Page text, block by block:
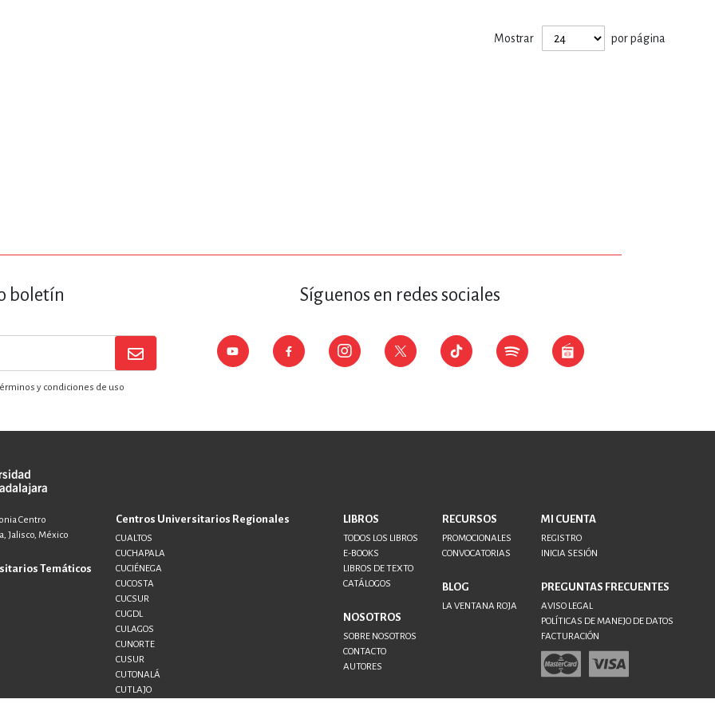
Mostrar por página
boletín
y condiciones de uso
Síguenos en redes sociales
Centro
Jalisco, México
Temáticos
Centros Universitarios Regionales
CUALTOS
CUCHAPALA
CUCIÉNEGA
CUCOSTA
CUCSUR
CUGDL
CULAGOS
CUNORTE
CUSUR
CUTONALÁ
CUTLAJO
LIBROS
TODOS LOS LIBROS
E-BOOKS
LIBROS DE TEXTO
CATÁLOGOS
NOSOTROS
SOBRE NOSOTROS
CONTACTO
AUTORES
RECURSOS
PROMOCIONALES
CONVOCATORIAS
BLOG
LA VENTANA ROJA
MI CUENTA
REGISTRO
INICIA SESIÓN
PREGUNTAS FRECUENTES
AVISO LEGAL
POLÍTICAS DE MANEJO DE DATOS
FACTURACIÓN